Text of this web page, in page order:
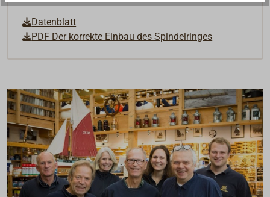
Datenblatt
PDF Der korrekte Einbau des Spindelringes